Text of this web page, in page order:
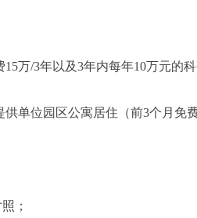
15万/3年以及3年内每年10万元的科
单位园区公寓居住（前3个月免费
；